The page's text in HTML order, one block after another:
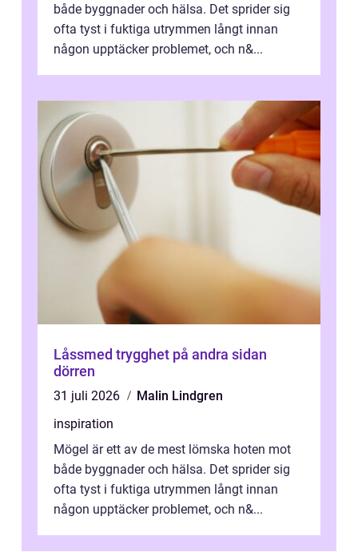
både byggnader och hälsa. Det sprider sig
ofta tyst i fuktiga utrymmen långt innan
någon upptäcker problemet, och n&...
Låssmed trygghet på andra sidan
dörren
31 juli 2026
Malin Lindgren
inspiration
Mögel är ett av de mest lömska hoten mot
både byggnader och hälsa. Det sprider sig
ofta tyst i fuktiga utrymmen långt innan
någon upptäcker problemet, och n&...